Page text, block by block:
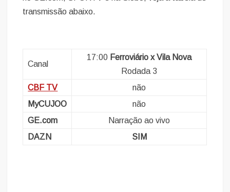
transmissão abaixo.
Canal
17:00 Ferroviário x Vila Nova
Rodada 3
CBF TV
não
MyCUJOO
não
GE.com
Narração ao vivo
DAZN
SIM